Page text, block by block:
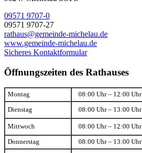
09571 9707-0
09571 9707-27
rathaus@gemeinde-michelau.de
www.gemeinde-michelau.de
Sicheres Kontaktformular
Öffnungszeiten des Rathauses
Montag 08:00 Uhr – 12:00 Uhr
Dienstag 08:00 Uhr – 13:00 Uhr
Mittwoch 08:00 Uhr – 12:00 Uhr
Donnerstag 08:00 Uhr – 13:00 Uhr